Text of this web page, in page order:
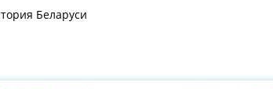
Беларуси